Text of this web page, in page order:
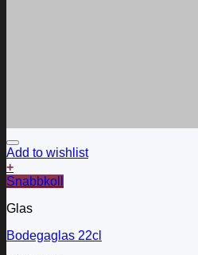
Add to wishlist
+
Snabbkoll
Glas
Bodegaglas 22cl